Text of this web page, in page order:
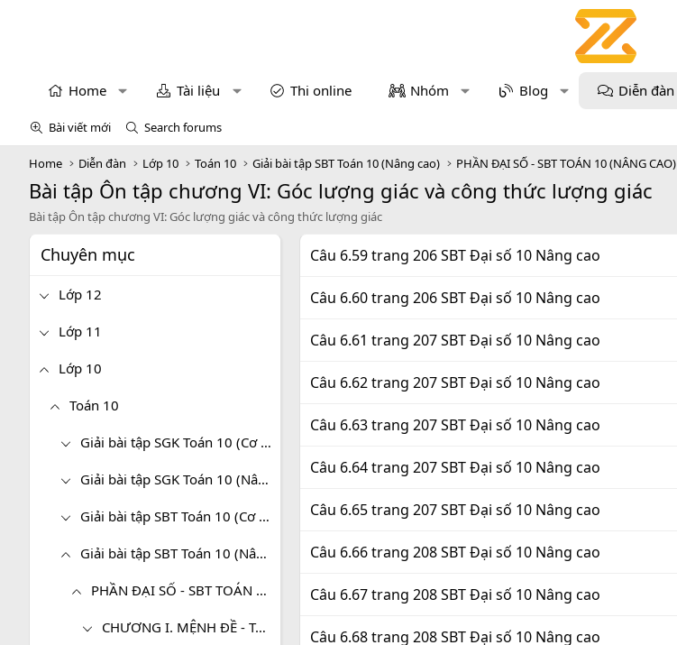
Home Tài liệu Thi online Nhóm Blog Diễn đàn
Bài viết mới Search forums
Home Diễn đàn Lớp 10 Toán 10 Giải bài tập SBT Toán 10 (Nâng cao) PHẦN ĐẠI SỐ - SBT TOÁN 10 (NÂNG CAO)
Bài tập Ôn tập chương VI: Góc lượng giác và công thức lượng giác
Bài tập Ôn tập chương VI: Góc lượng giác và công thức lượng giác
Chuyên mục
Lớp 12
Lớp 11
Lớp 10
Toán 10
Giải bài tập SGK Toán 10 (Cơ bản)
Giải bài tập SGK Toán 10 (Nâng cao)
Giải bài tập SBT Toán 10 (Cơ bản)
Giải bài tập SBT Toán 10 (Nâng cao)
PHẦN ĐẠI SỐ - SBT TOÁN 10 (NÂNG CAO)
CHƯƠNG I. MỆNH ĐỀ - TẬP HỢP
Câu 6.59 trang 206 SBT Đại số 10 Nâng cao
Câu 6.60 trang 206 SBT Đại số 10 Nâng cao
Câu 6.61 trang 207 SBT Đại số 10 Nâng cao
Câu 6.62 trang 207 SBT Đại số 10 Nâng cao
Câu 6.63 trang 207 SBT Đại số 10 Nâng cao
Câu 6.64 trang 207 SBT Đại số 10 Nâng cao
Câu 6.65 trang 207 SBT Đại số 10 Nâng cao
Câu 6.66 trang 208 SBT Đại số 10 Nâng cao
Câu 6.67 trang 208 SBT Đại số 10 Nâng cao
Câu 6.68 trang 208 SBT Đại số 10 Nâng cao